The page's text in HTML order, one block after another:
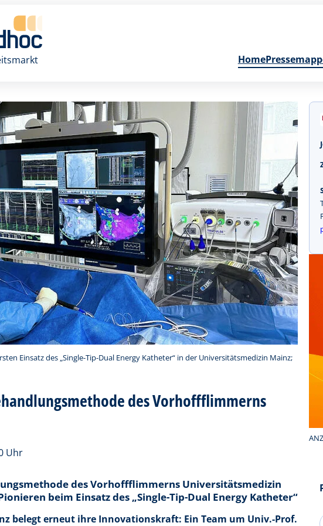
Home
Einsatz des „Single-Tip-Dual Energy Katheter“ in der Universitätsmedizin Mainz;
des Vorhoffflimmerns
Uhr
des Vorhoffflimmerns Universitätsmedizin
beim Einsatz des „Single-Tip-Dual Energy Katheter“
belegt erneut ihre Innovationskraft: Ein Team um Univ.-Prof.